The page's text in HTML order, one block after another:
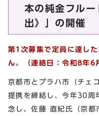
本の純金フルー
出》」の開催
第1次募集で定員に達し
ん。（連絡日：令和8年6
京都市とプラハ市（チェ
提携を締結し、今年30周
念し、佐藤 直紀氏（京都